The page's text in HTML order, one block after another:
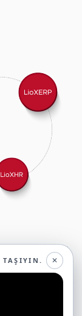
TAŞIYIN. ✕
ortağıyla iş birliği
ve
adımlarla